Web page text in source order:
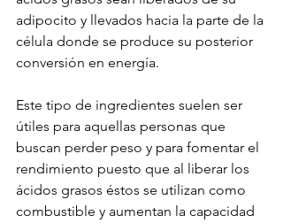
adipocito y llevados hacia la parte de la
célula donde se produce su posterior
conversión en energía.
Este tipo de ingredientes suelen ser
útiles para aquellas personas que
buscan perder peso y para fomentar el
rendimiento puesto que al liberar los
ácidos grasos éstos se utilizan como
combustible y aumentan la capacidad